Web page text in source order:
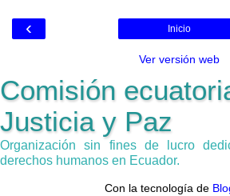
‹ Inicio
Ver versión web
Comisión
Justicia y Paz
Organización sin fines de lucro
derechos humanos en Ecuador.
Con la tecnología de